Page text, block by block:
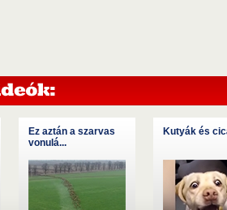
Ez aztán a szarvas
vonulá...
Kutyák és